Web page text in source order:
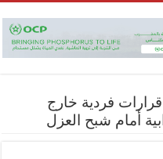
قرارات فردية خارج
أمام شبح العزل